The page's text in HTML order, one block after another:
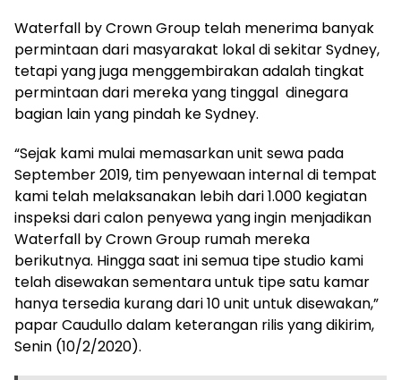
Waterfall by Crown Group telah menerima banyak
permintaan dari masyarakat lokal di sekitar Sydney,
tetapi yang juga menggembirakan adalah tingkat
permintaan dari mereka yang tinggal dinegara
bagian lain yang pindah ke Sydney.
“Sejak kami mulai memasarkan unit sewa pada
September 2019, tim penyewaan internal di tempat
kami telah melaksanakan lebih dari 1.000 kegiatan
inspeksi dari calon penyewa yang ingin menjadikan
Waterfall by Crown Group rumah mereka
berikutnya. Hingga saat ini semua tipe studio kami
telah disewakan sementara untuk tipe satu kamar
hanya tersedia kurang dari 10 unit untuk disewakan,”
papar Caudullo dalam keterangan rilis yang dikirim,
Senin (10/2/2020).